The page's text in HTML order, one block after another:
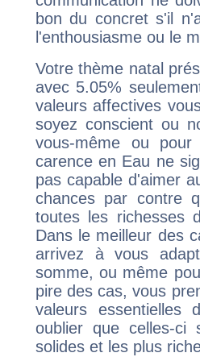
bon du concret s'il
l'enthousiasme ou le
Votre thème natal
avec 5.05%
valeurs affectives
soyez conscient ou
vous-même ou
carence en Eau ne
pas capable d'aimer
chances par contre
toutes les richesses
Dans le meilleur des
arrivez à vous
somme, ou même
pire des cas, vous
valeurs
oublier que celles-
solides et les plus